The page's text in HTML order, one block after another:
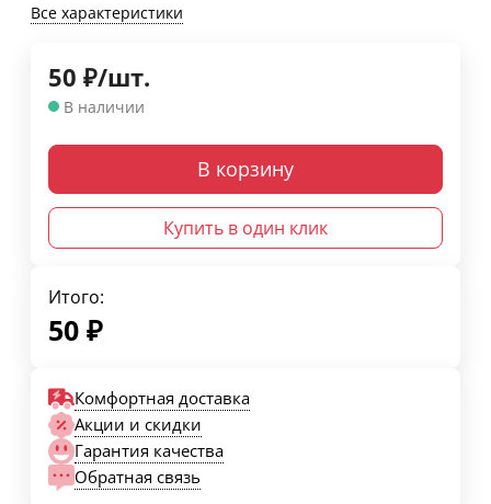
Все характеристики
50 ₽/шт.
В наличии
В корзину
Купить в один клик
Итого:
50 ₽
Комфортная доставка
Акции и скидки
Гарантия качества
Обратная связь